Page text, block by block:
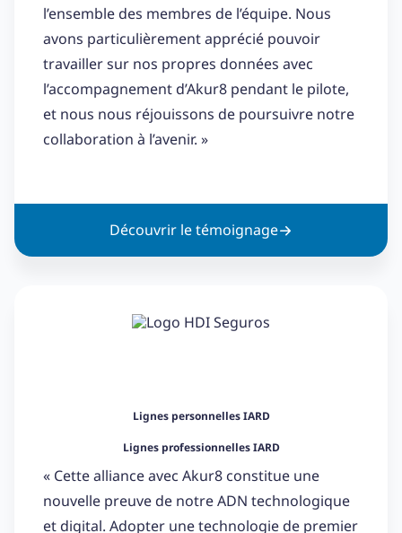
l’ensemble des membres de l’équipe. Nous
avons particulièrement apprécié pouvoir
travailler sur nos propres données avec
l’accompagnement d’Akur8 pendant le pilote,
et nous nous réjouissons de poursuivre notre
collaboration à l’avenir. »
Découvrir le témoignage
Lignes personnelles IARD
Lignes professionnelles IARD
« Cette alliance avec Akur8 constitue une
nouvelle preuve de notre ADN technologique
et digital. Adopter une technologie de premier